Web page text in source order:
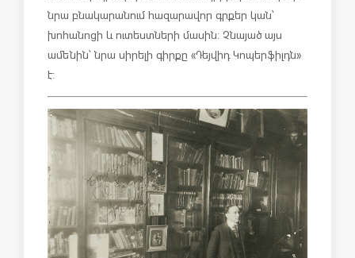
նրա բնակարանում հազարավոր գրքեր կան՝
խոհանոցի և ուտեստների մասին: Չնայած այս
ամենին՝ նրա սիրելի գիրքը «Դեյվիդ Կոպերֆիլդն»
է: